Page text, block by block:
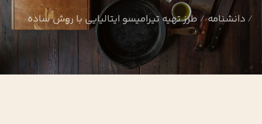
دانشنامه طرز تهیه تیرامیسو ایتالیایی با روش ساده